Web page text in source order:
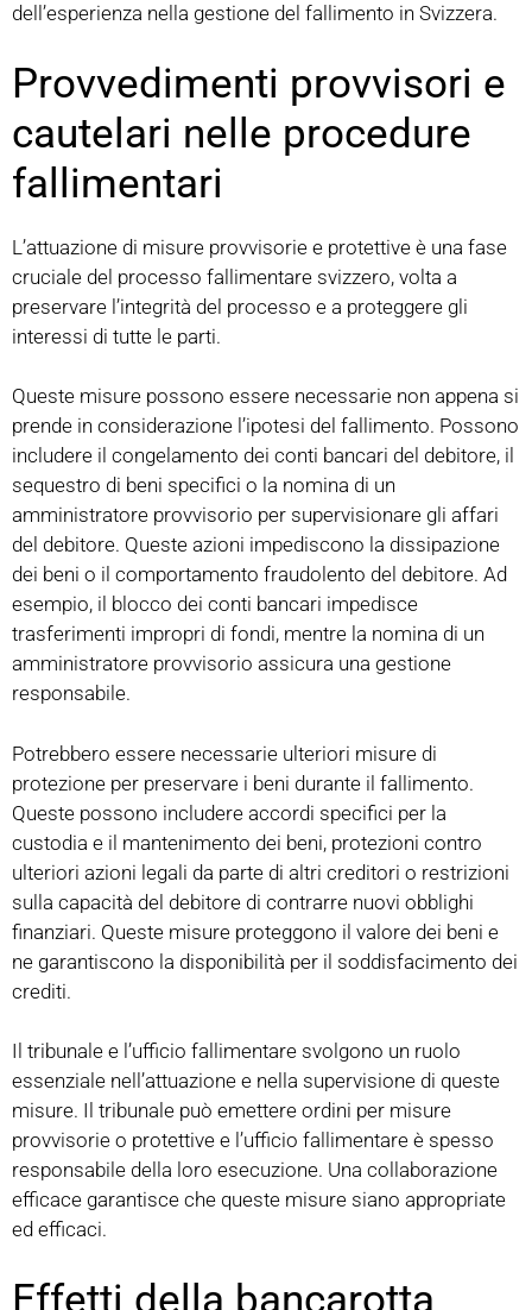
dell’esperienza nella gestione del fallimento in Svizzera.
Provvedimenti provvisori e
cautelari nelle procedure
fallimentari
L’attuazione di misure provvisorie e protettive è una fase
cruciale del processo fallimentare svizzero, volta a
preservare l’integrità del processo e a proteggere gli
interessi di tutte le parti.
Queste misure possono essere necessarie non appena si
prende in considerazione l’ipotesi del fallimento. Possono
includere il congelamento dei conti bancari del debitore, il
sequestro di beni specifici o la nomina di un
amministratore provvisorio per supervisionare gli affari
del debitore. Queste azioni impediscono la dissipazione
dei beni o il comportamento fraudolento del debitore. Ad
esempio, il blocco dei conti bancari impedisce
trasferimenti impropri di fondi, mentre la nomina di un
amministratore provvisorio assicura una gestione
responsabile.
Potrebbero essere necessarie ulteriori misure di
protezione per preservare i beni durante il fallimento.
Queste possono includere accordi specifici per la
custodia e il mantenimento dei beni, protezioni contro
ulteriori azioni legali da parte di altri creditori o restrizioni
sulla capacità del debitore di contrarre nuovi obblighi
finanziari. Queste misure proteggono il valore dei beni e
ne garantiscono la disponibilità per il soddisfacimento dei
crediti.
Il tribunale e l’ufficio fallimentare svolgono un ruolo
essenziale nell’attuazione e nella supervisione di queste
misure. Il tribunale può emettere ordini per misure
provvisorie o protettive e l’ufficio fallimentare è spesso
responsabile della loro esecuzione. Una collaborazione
efficace garantisce che queste misure siano appropriate
ed efficaci.
Effetti della bancarotta